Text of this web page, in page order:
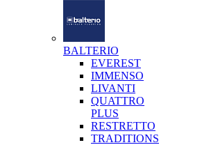
BALTERIO
EVEREST
IMMENSO
LIVANTI
QUATTRO
PLUS
RESTRETTO
TRADITIONS